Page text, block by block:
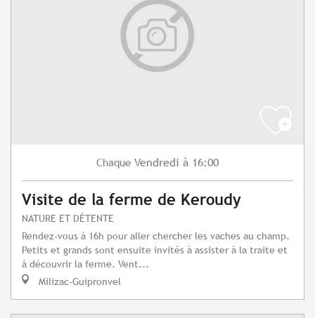
Chaque Vendredi à 16:00
Visite de la ferme de Keroudy
NATURE ET DÉTENTE
Rendez-vous à 16h pour aller chercher les vaches au champ.
Petits et grands sont ensuite invités à assister à la traite et
à découvrir la ferme. Vent...
Milizac-Guipronvel